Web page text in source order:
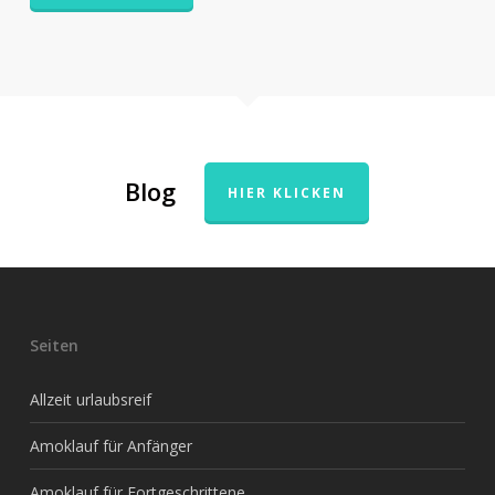
Blog HIER KLICKEN
Seiten
Allzeit urlaubsreif
Amoklauf für Anfänger